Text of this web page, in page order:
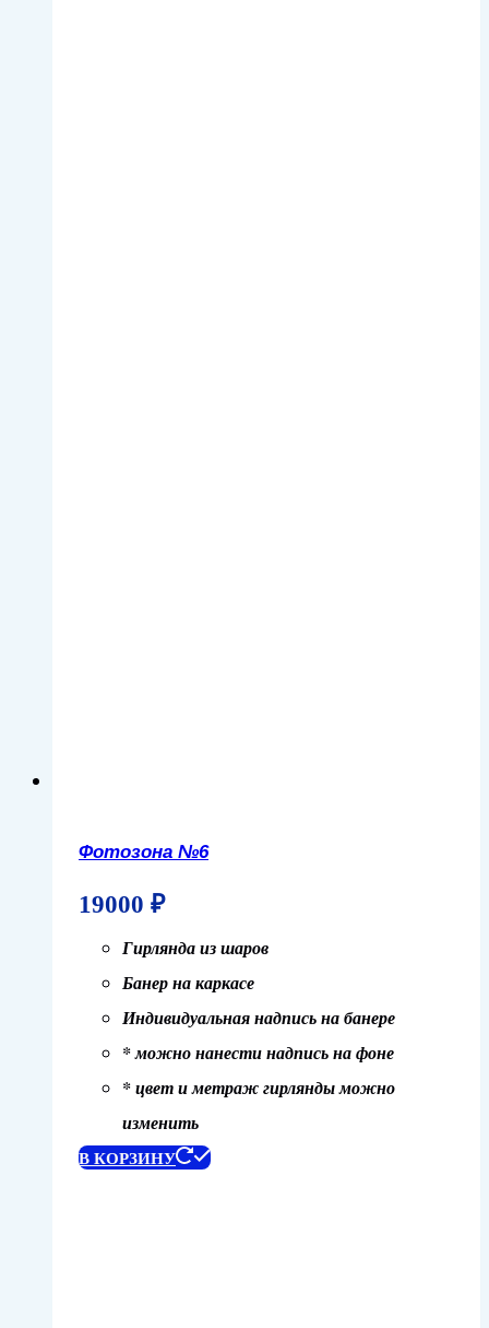
Фотозона №6
19000 ₽
Гирлянда из шаров
Банер на каркасе
Индивидуальная надпись на банере
* можно нанести надпись на фоне
* цвет и метраж гирлянды можно
изменить
В КОРЗИНУ